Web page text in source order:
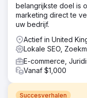
belangrijkste doel is
marketing direct te
uw bedrijf.
Actief in United
Lokale SEO,
E-commerce,
Vanaf $1,000
Succesverhalen